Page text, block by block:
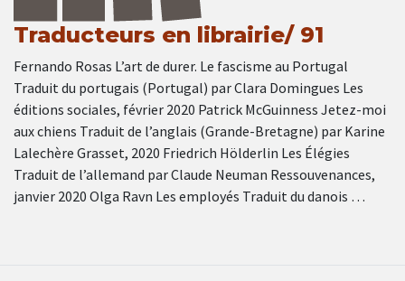
Traducteurs en librairie/ 91
Fernando Rosas L’art de durer. Le fascisme au Portugal
Traduit du portugais (Portugal) par Clara Domingues Les
éditions sociales, février 2020 Patrick McGuinness Jetez-moi
aux chiens Traduit de l’anglais (Grande-Bretagne) par Karine
Lalechère Grasset, 2020 Friedrich Hölderlin Les Élégies
Traduit de l’allemand par Claude Neuman Ressouvenances,
janvier 2020 Olga Ravn Les employés Traduit du danois …